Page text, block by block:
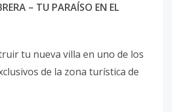
– TU PARAÍSO EN EL
tu nueva villa en uno de los
de la zona turística de